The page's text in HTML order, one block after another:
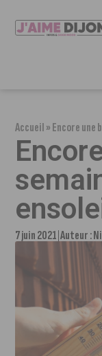
Accueil»Encore une
7 juin 2021 Auteur :